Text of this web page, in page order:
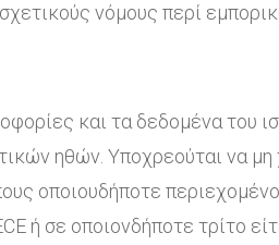
νόμους περί
και τα δεδομένα του
ηθών. Υποχρεούται να μη
οποιουδήποτε
ή σε οποιονδήποτε τρίτο